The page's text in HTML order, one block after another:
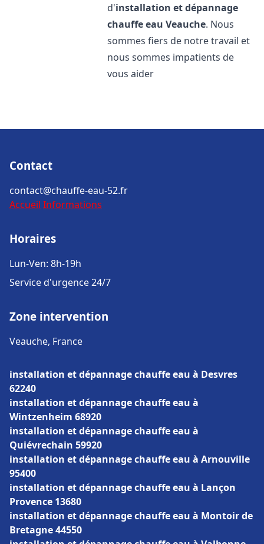
d'installation et dépannage
chauffe eau Veauche. Nous
sommes fiers de notre travail et
nous sommes impatients de
vous aider
Contact
contact@chauffe-eau-52.fr
Accueil Informations
Horaires
Lun-Ven: 8h-19h
Service d'urgence 24/7
Zone intervention
Veauche, France
installation et dépannage chauffe eau à Desvres
62240
installation et dépannage chauffe eau à
Wintzenheim 68920
installation et dépannage chauffe eau à
Quiévrechain 59920
installation et dépannage chauffe eau à Arnouville
95400
installation et dépannage chauffe eau à Lançon
Provence 13680
installation et dépannage chauffe eau à Montoir de
Bretagne 44550